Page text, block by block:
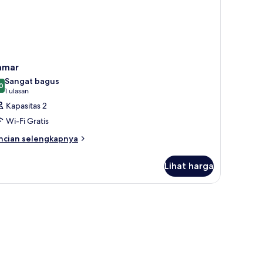
dari 10
Sangat bagus
1 ulasan
(1
ulasan)
Kapasitas 2
Wi-Fi Gratis
selengkapnya
Lihat harga